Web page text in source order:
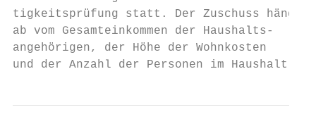
tigkeitsprüfung statt. Der Zuschuss hängt
ab vom Gesamteinkommen der
angehörigen, der Höhe der Wohnkosten
und der Anzahl der Personen im